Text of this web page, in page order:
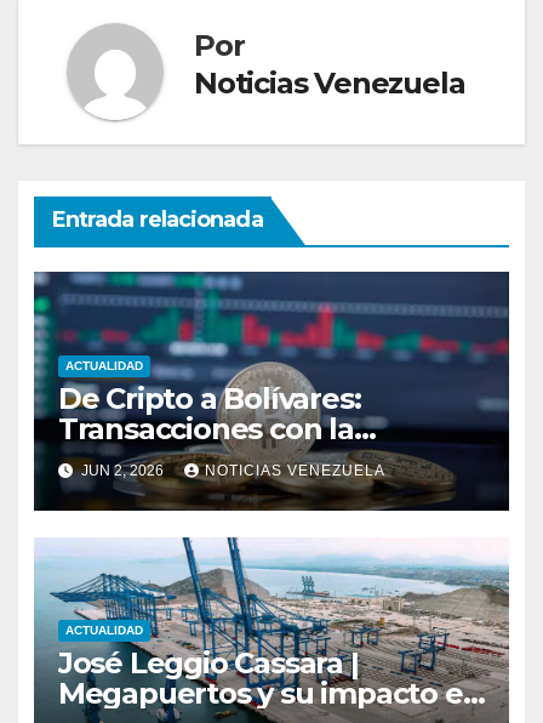
Por
Noticias Venezuela
Entrada relacionada
ACTUALIDAD
De Cripto a Bolívares:
Transacciones con la
Tecnología de
Bancaamigable
JUN 2, 2026 NOTICIAS VENEZUELA
ACTUALIDAD
José Leggio Cassara |
Megapuertos y su impacto en